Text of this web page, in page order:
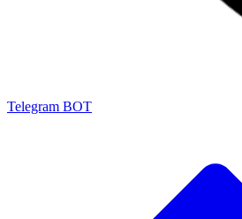
Telegram BOT